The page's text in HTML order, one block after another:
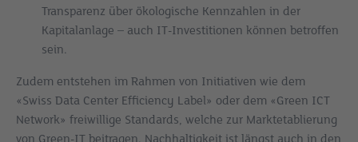
Transparenz über ökologische Kennzahlen in der
Kapitalanlage – auch IT-Investitionen können betroffen
sein.
Zudem entstehen im Rahmen von Initiativen wie dem
«Swiss Data Center Efficiency Label» oder dem «Green ICT
Network» freiwillige Standards, welche zur Marktetablierung
von Green-IT beitragen. Nachhaltigkeit ist längst auch in den